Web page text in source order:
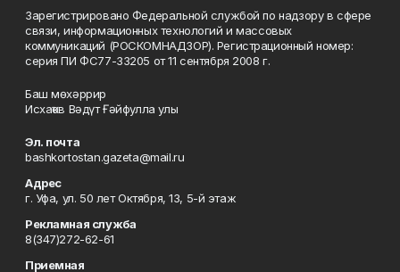
Зарегистрировано Федеральной службой по надзору в сфере
связи, информационных технологий и массовых
коммуникаций (РОСКОМНАДЗОР). Регистрационный номер:
серия ПИ ФС77-33205 от 11 сентября 2008 г.
Баш мөхәррир
Исхаҡов Вәдүт Ғәйфулла улы
Эл. почта
bashkortostan.gazeta@mail.ru
Адрес
г. Уфа, ул. 50 лет Октября, 13, 5-й этаж
Рекламная служба
8(347)272-62-61
Приемная